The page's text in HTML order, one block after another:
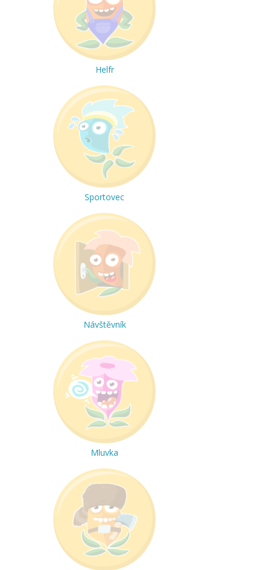
Helfr
Sportovec
Návštěvník
Mluvka